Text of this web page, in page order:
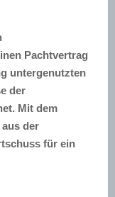
Pachtvertrag
untergenutzten
der
Mit dem
der
für ein